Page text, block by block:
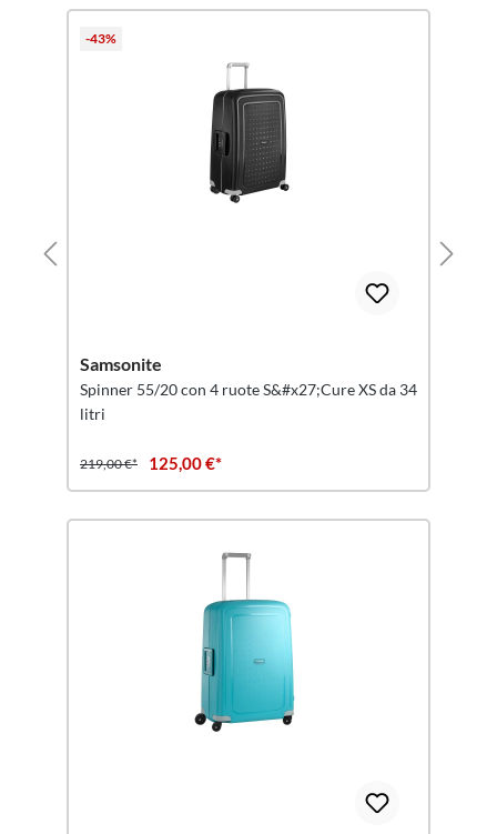
-43%
Samsonite
Spinner 55/20 con 4 ruote S&#x27;Cure XS da 34
litri
219,00 €* 125,00 €*